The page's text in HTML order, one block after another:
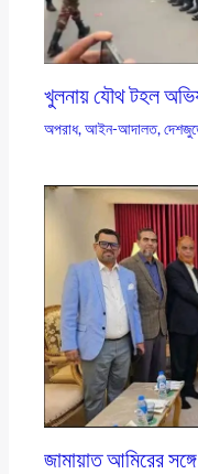
খুলনায় যৌথ টহল
অপরাধ,আইন-আদালত,
জামায়াত আমিরের